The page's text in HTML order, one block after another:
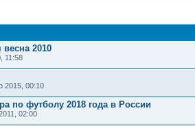
2010
11:58
2015, 00:10
по футболу 2018 года в России
02:00